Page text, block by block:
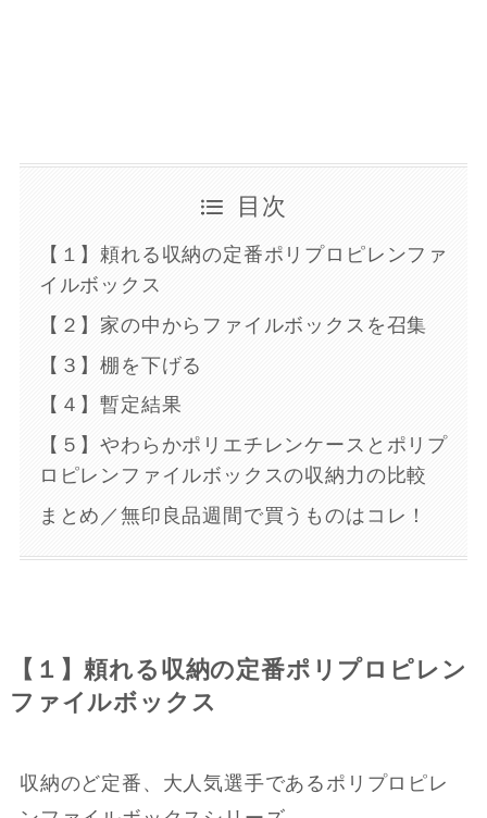
目次
【１】頼れる収納の定番ポリプロピレンファ
イルボックス
【２】家の中からファイルボックスを召集
【３】棚を下げる
【４】暫定結果
【５】やわらかポリエチレンケースとポリプ
ロピレンファイルボックスの収納力の比較
まとめ／無印良品週間で買うものはコレ！
【１】頼れる収納の定番ポリプロピレン
ファイルボックス
収納のど定番、大人気選手であるポリプロピレ